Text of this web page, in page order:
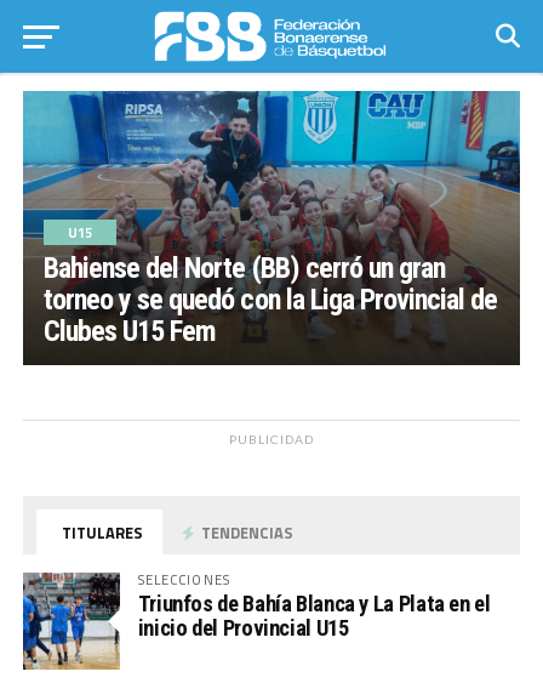
U15
Bahiense del Norte (BB) cerró un gran
torneo y se quedó con la Liga Provincial de
Clubes U15 Fem
PUBLICIDAD
TITULARES TENDENCIAS
SELECCIONES
Triunfos de Bahía Blanca y La Plata en el
inicio del Provincial U15